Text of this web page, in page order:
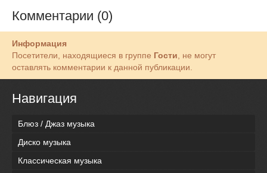
Комментарии (0)
Информация
Посетители, находящиеся в группе Гости, не могут
оставлять комментарии к данной публикации.
Навигация
Блюз / Джаз музыка
Диско музыка
Классическая музыка